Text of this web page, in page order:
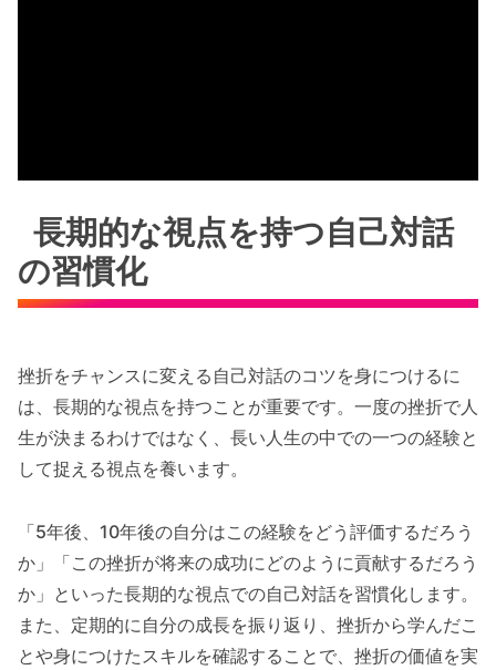
長期的な視点を持つ自己対話
の習慣化
挫折をチャンスに変える自己対話のコツを身につけるに
は、長期的な視点を持つことが重要です。一度の挫折で人
生が決まるわけではなく、長い人生の中での一つの経験と
して捉える視点を養います。
「5年後、10年後の自分はこの経験をどう評価するだろう
か」「この挫折が将来の成功にどのように貢献するだろう
か」といった長期的な視点での自己対話を習慣化します。
また、定期的に自分の成長を振り返り、挫折から学んだこ
とや身につけたスキルを確認することで、挫折の価値を実